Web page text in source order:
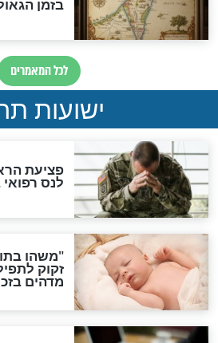
להמתקת
גזרות
סגולת ע"ב
תפילה
הדינים